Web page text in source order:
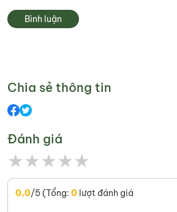
Bình luận
Chia sẻ thông tin
Đánh giá
★★★★★
0,0/5 (Tổng: 0 lượt đánh giá